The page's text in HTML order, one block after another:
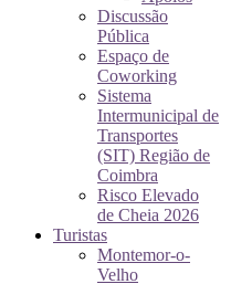
Discussão
Pública
Espaço de
Coworking
Sistema
Intermunicipal de
Transportes
(SIT) Região de
Coimbra
Risco Elevado
de Cheia 2026
Turistas
Montemor-o-
Velho